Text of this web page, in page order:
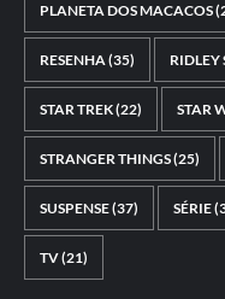
PLANETA DOS MACACOS
RESENHA(35) RIDLEY
STAR TREK(22) STAR
STRANGER THINGS(25)
SUSPENSE(37) SÉRIE
TV(21)